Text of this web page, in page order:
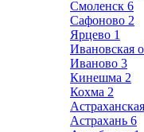
Смоленск 6
Сафоново 2
Ярцево 1
Ивановская
Иваново 3
Кинешма 2
Кохма 2
Астрахань 6